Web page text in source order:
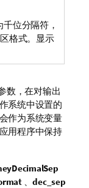
位分隔符，
格式。显示
数，在对输出
系统中设置的
作为系统变量
用程序中保持
、dec_sep